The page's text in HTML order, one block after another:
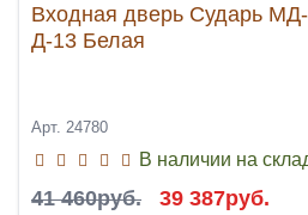
Входная дверь Сударь
Д-13 Белая
Арт. 24780
В наличии на
41 460руб. 39 387руб.